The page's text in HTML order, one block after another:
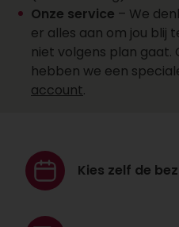
Onze service – We
er alles aan om jou blij
niet volgens plan gaat.
hebben we een
account.
Kies zelf de